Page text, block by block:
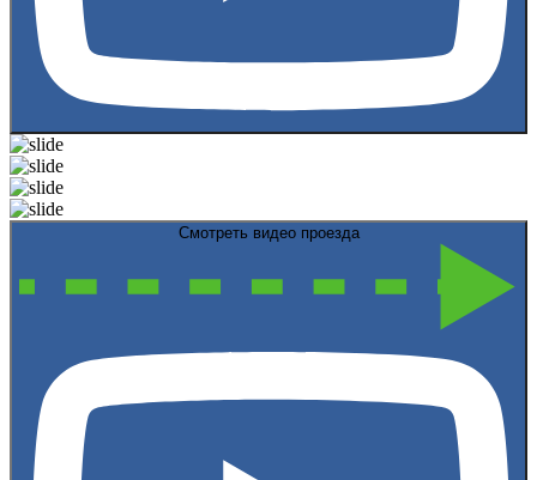
Смотреть видео проезда